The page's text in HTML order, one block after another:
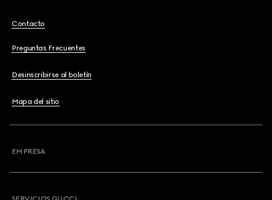
Contacto
Preguntas Frecuentes
Desinscribirse al boletín
Mapa del sitio
EMPRESA